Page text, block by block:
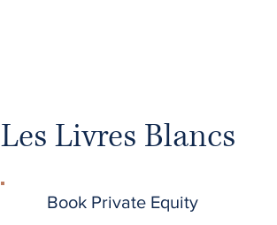
Les Livres Blancs
Book Private Equity